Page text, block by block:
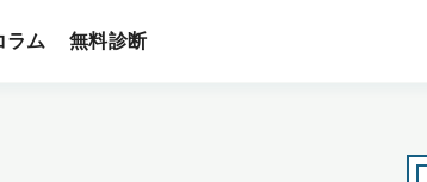
ラム 無料診断